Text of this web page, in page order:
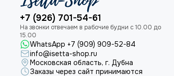
+7 (926) 701-54-61
WhatsApp +7 (909) 909-52-84
info@isetta-shop.ru
Московская область, г. Дубна
Заказы через сайт принимаются